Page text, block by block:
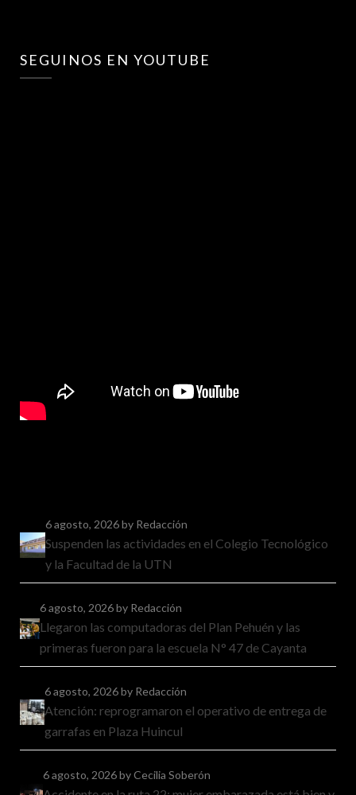
SEGUINOS EN YOUTUBE
6 agosto, 2026by Redacción
Suspenden las actividades en el Colegio Tecnológico
y la Facultad de la UTN
6 agosto, 2026by Redacción
Llegaron las computadoras del Plan Pehuén y las
primeras fueron para la escuela N° 47 de Cayanta
6 agosto, 2026by Redacción
Atención: reprogramaron el operativo de entrega de
garrafas en Plaza Huincul
6 agosto, 2026by Cecilia Soberón